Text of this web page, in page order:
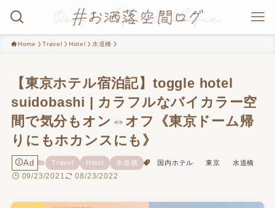
Home Travel Hotel 水道橋
【東京ホテル宿泊記】toggle hotel
suidobashi | カラフルなバイカラー空
間で気分もオン⇔オフ《東京ドーム帰
りにもホカンスにも》
Ad Travel Hotel 水道橋 国内ホテル 東京 水道橋
09/23/2021 08/23/2022